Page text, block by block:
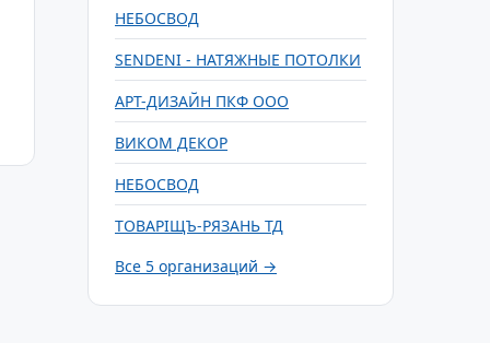
НЕБОСВОД
SENDENI - НАТЯЖНЫЕ ПОТОЛКИ
АРТ-ДИЗАЙН ПКФ ООО
ВИКОМ ДЕКОР
НЕБОСВОД
ТОВАРIЩЪ-РЯЗАНЬ ТД
Все 5 организаций →